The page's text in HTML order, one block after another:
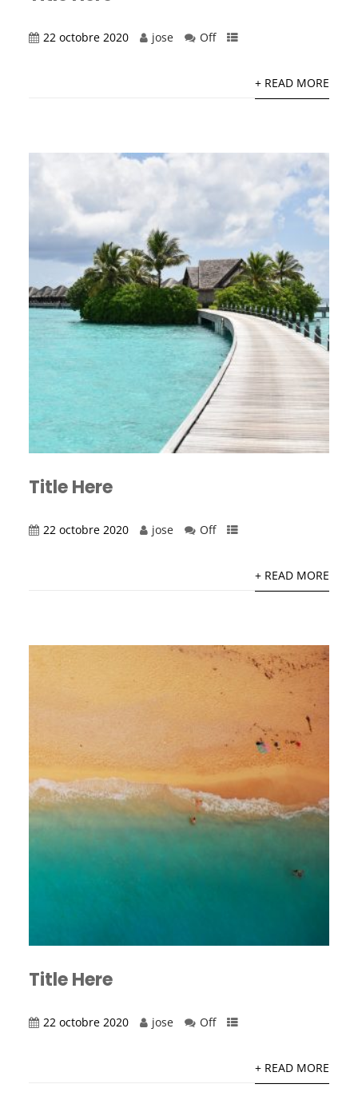
22 octobre 2020 jose Off
+ READ MORE
Title Here
22 octobre 2020 jose Off
+ READ MORE
Title Here
22 octobre 2020 jose Off
+ READ MORE